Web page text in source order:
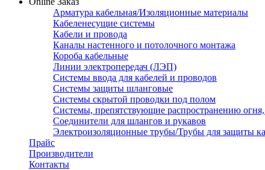
Арматура кабельная/Изоляционные материалы
Кабеленесущие системы
Кабели и провода
Каналы настенного и потолочного монтажа
Короба кабельные
Линии электропередач (ЛЭП)
Системы ввода для кабелей и проводов
Системы защиты шланговые
Системы скрытой проводки под полом
Системы, препятствующие распространению
Соединители для шлангов и рукавов
Электроизоляционные трубы/Трубы для защиты
Прайс
Производители
Контакты